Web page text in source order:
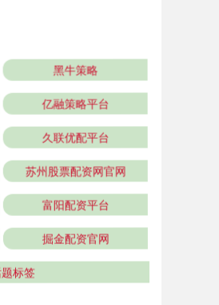
黑牛策略
亿融策略平台
久联优配平台
苏州股票配资网官网
富阳配资平台
掘金配资官网
标签